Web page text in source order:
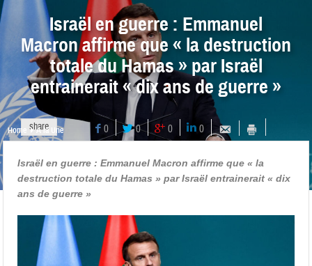
Israël en guerre : Emmanuel
Macron affirme que « la destruction
totale du Hamas » par Israël
entrainerait « dix ans de guerre »
share 0 0 0 0
Home A la Une
Israël en guerre : Emmanuel Macron affirme que « la
destruction totale du Hamas » par Israël entrainerait « dix
ans de guerre »